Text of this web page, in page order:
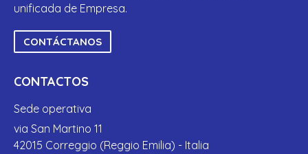
unificada de Empresa.
CONTÁCTANOS
CONTACTOS
Sede operativa
via San Martino 11
42015 Correggio (Reggio Emilia) - Italia